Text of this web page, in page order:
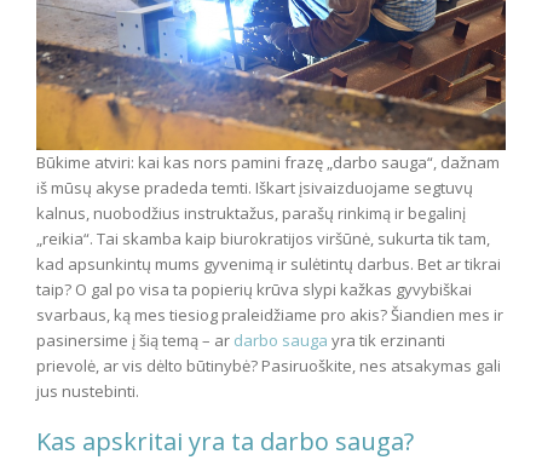
Būkime atviri: kai kas nors pamini frazę „darbo sauga“, dažnam
iš mūsų akyse pradeda temti. Iškart įsivaizduojame segtuvų
kalnus, nuobodžius instruktažus, parašų rinkimą ir begalinį
„reikia“. Tai skamba kaip biurokratijos viršūnė, sukurta tik tam,
kad apsunkintų mums gyvenimą ir sulėtintų darbus. Bet ar tikrai
taip? O gal po visa ta popierių krūva slypi kažkas gyvybiškai
svarbaus, ką mes tiesiog praleidžiame pro akis? Šiandien mes ir
pasinersime į šią temą – ar darbo sauga yra tik erzinanti
prievolė, ar vis dėlto būtinybė? Pasiruoškite, nes atsakymas gali
jus nustebinti.
Kas apskritai yra ta darbo sauga?